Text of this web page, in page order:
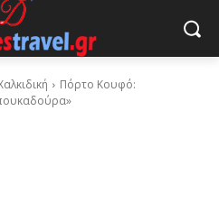
Πόρτο Κουφό: